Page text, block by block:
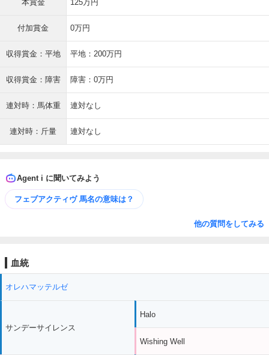
本賞金 125万円
付加賞金 0万円
収得賞金：平地 平地：200万円
収得賞金：障害 障害：0万円
連対時：馬体重 連対なし
連対時：斤量 連対なし
Agent i に聞いてみよう
フェブアクティヴ 馬名の意味は？
他の質問をしてみる
血統
オレハマッテルゼ
サンデーサイレンス
Halo
Wishing Well